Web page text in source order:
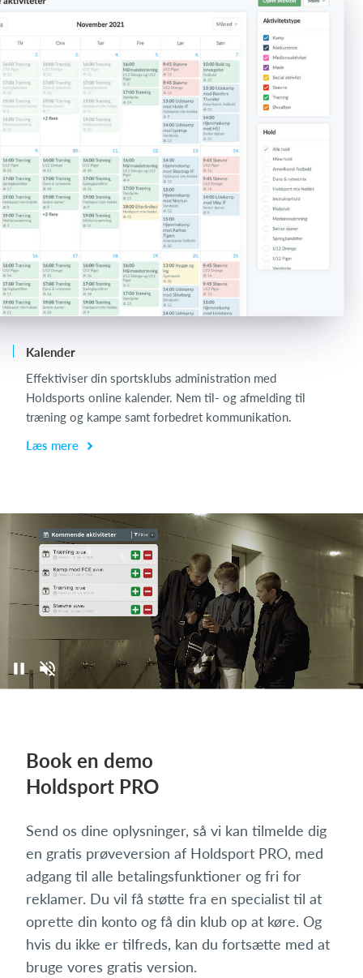
Kalender
Effektiviser din sportsklubs administration med
Holdsports online kalender. Nem til- og afmelding til
træning og kampe samt forbedret kommunikation.
Læs mere
Book en demo
Holdsport PRO
Send os dine oplysninger, så vi kan tilmelde dig
en gratis prøveversion af Holdsport PRO, med
adgang til alle betalingsfunktioner og fri for
reklamer. Du vil få støtte fra en specialist til at
oprette din konto og få din klub op at køre. Og
hvis du ikke er tilfreds, kan du fortsætte med at
bruge vores gratis version.